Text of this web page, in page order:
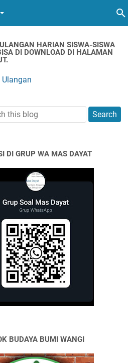
HARIAN SISWA-SISWA
DI DOWNLOAD DI HALAMAN
Ulangan
DI GRUP WA MAS DAYAT
BUDAYA BUMI WANGI